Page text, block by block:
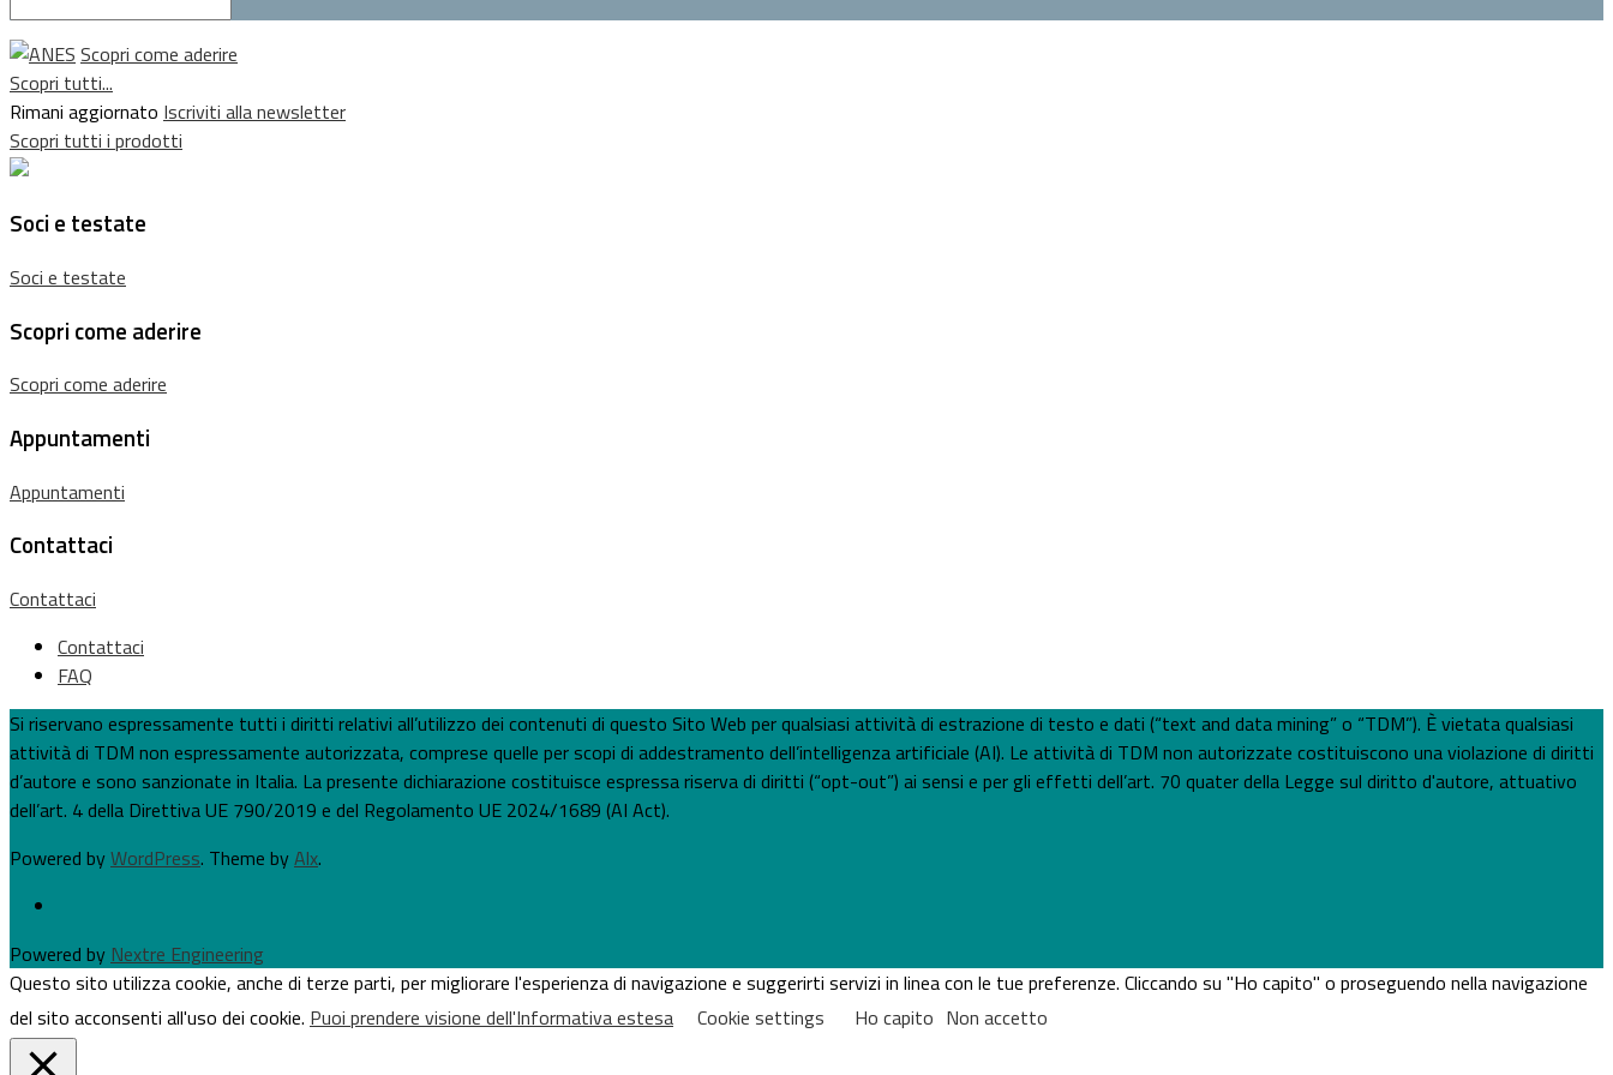
Scopri come aderire
Scopri tutti...
Rimani aggiornato Iscriviti alla newsletter
Scopri tutti i prodotti
Soci e testate
Soci e testate
Scopri come aderire
Scopri come aderire
Appuntamenti
Appuntamenti
Contattaci
Contattaci
Contattaci
FAQ
Si riservano espressamente tutti i diritti relativi all’utilizzo dei contenuti di questo Sito Web per qualsiasi attività di estrazione di testo e dati (“text and data mining” o “TDM”). È vietata qualsiasi
attività di TDM non espressamente autorizzata, comprese quelle per scopi di addestramento dell’intelligenza artificiale (AI). Le attività di TDM non autorizzate costituiscono una violazione di diritti
d’autore e sono sanzionate in Italia. La presente dichiarazione costituisce espressa riserva di diritti (“opt-out”) ai sensi e per gli effetti dell’art. 70 quater della Legge sul diritto d'autore, attuativo
dell’art. 4 della Direttiva UE 790/2019 e del Regolamento UE 2024/1689 (AI Act).
Powered byWordPress. Theme byAlx.
Powered by Nextre Engineering
Questo sito utilizza cookie, anche di terze parti, per migliorare l'esperienza di navigazione e suggerirti servizi in linea con le tue preferenze. Cliccando su "Ho capito" o proseguendo nella navigazione
del sito acconsenti all'uso dei cookie. Puoi prendere visione dell'Informativa estesa Cookie settings Ho capito Non accetto